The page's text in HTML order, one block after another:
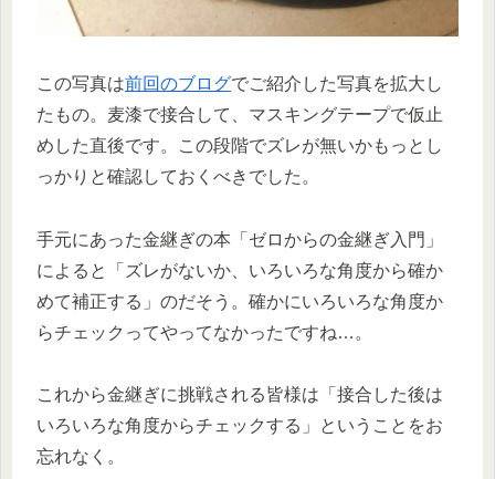
この写真は前回のブログでご紹介した写真を拡大し
たもの。麦漆で接合して、マスキングテープで仮止
めした直後です。この段階でズレが無いかもっとし
っかりと確認しておくべきでした。
手元にあった金継ぎの本「ゼロからの金継ぎ入門」
によると「ズレがないか、いろいろな角度から確か
めて補正する」のだそう。確かにいろいろな角度か
らチェックってやってなかったですね…。
これから金継ぎに挑戦される皆様は「接合した後は
いろいろな角度からチェックする」ということをお
忘れなく。